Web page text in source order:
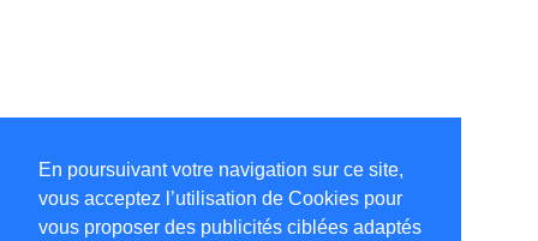
En poursuivant votre navigation sur ce site,
vous acceptez l’utilisation de Cookies pour
vous proposer des publicités ciblées adaptés